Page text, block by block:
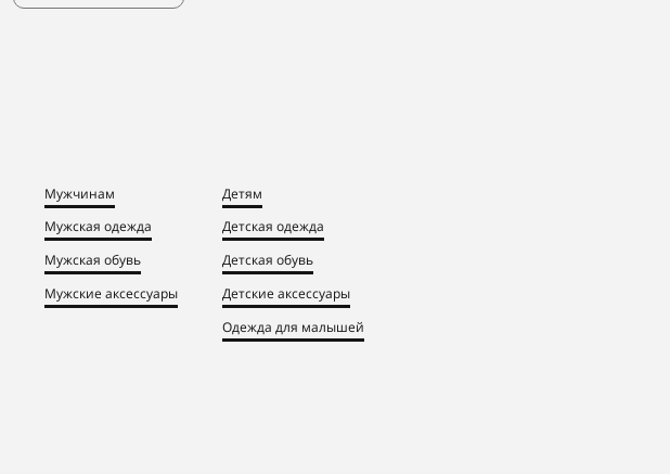
Мужчинам
Мужская одежда
Мужская обувь
Мужские аксессуары
Детям
Детская одежда
Детская обувь
Детские аксессуары
Одежда для малышей